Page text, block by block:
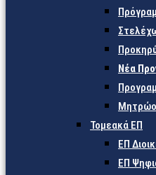
Νέα
Τομεακά ΕΠ
ΕΠ
ΕΠ